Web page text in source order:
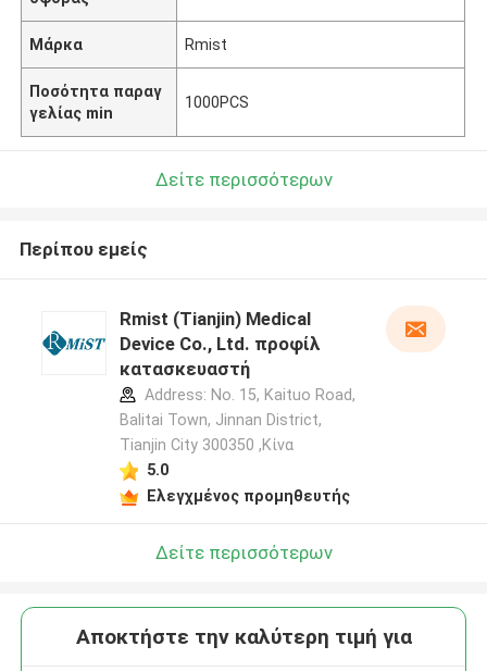
Μάρκα Rmist
Ποσότητα παραγ
γελίας min
1000PCS
Δείτε περισσότερων
Περίπου εμείς
Rmist (Tianjin) Medical
Device Co., Ltd. προφίλ
κατασκευαστή
Address: No. 15, Kaituo Road,
Balitai Town, Jinnan District,
Tianjin City 300350 ,Κίνα
5.0
Ελεγχμένος προμηθευτής
Δείτε περισσότερων
Αποκτήστε την καλύτερη τιμή για